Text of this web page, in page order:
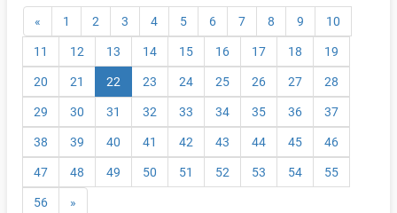
« 1 2 3 4 5 6 7 8 9 10
11 12 13 14 15 16 17 18 19
20 21 22 (текущая)
23 24 25 26 27 28
29 30 31 32 33 34 35 36 37
38 39 40 41 42 43 44 45 46
47 48 49 50 51 52 53 54 55
56 »